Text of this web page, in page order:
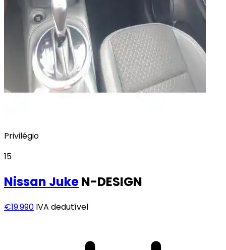
Privilégio
15
Nissan JukeN-DESIGN
€19.990 IVA dedutível